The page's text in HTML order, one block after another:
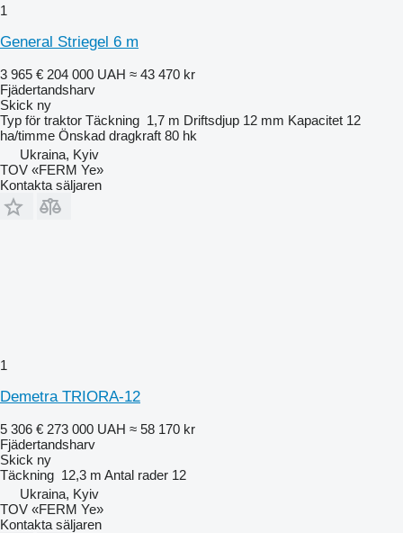
1
General Striegel 6 m
3 965 € 204 000 UAH ≈ 43 470 kr
Fjädertandsharv
Skick ny
Typ för traktor Täckning 1,7 m Driftsdjup 12 mm Kapacitet 12
ha/timme Önskad dragkraft 80 hk
Ukraina, Kyiv
TOV «FERM Ye»
Kontakta säljaren
1
Demetra TRIORA-12
5 306 € 273 000 UAH ≈ 58 170 kr
Fjädertandsharv
Skick ny
Täckning 12,3 m Antal rader 12
Ukraina, Kyiv
TOV «FERM Ye»
Kontakta säljaren